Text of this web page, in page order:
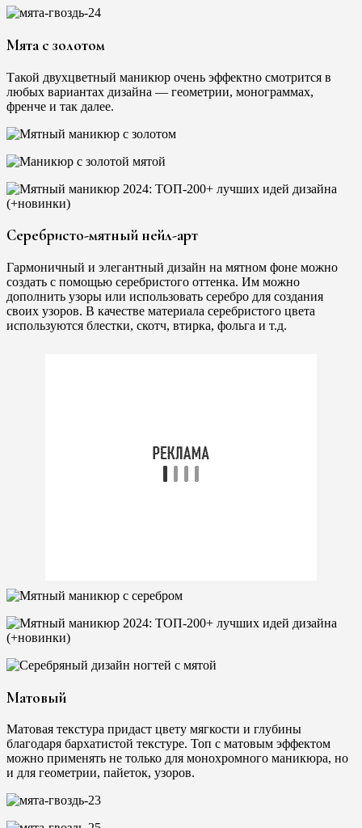
Мята с золотом
Такой двухцветный маникюр очень эффектно смотрится в
любых вариантах дизайна — геометрии, монограммах,
френче и так далее.
Серебристо-мятный нейл-арт
Гармоничный и элегантный дизайн на мятном фоне можно
создать с помощью серебристого оттенка. Им можно
дополнить узоры или использовать серебро для создания
своих узоров. В качестве материала серебристого цвета
используются блестки, скотч, втирка, фольга и т.д.
Матовый
Матовая текстура придаст цвету мягкости и глубины
благодаря бархатистой текстуре. Топ с матовым эффектом
можно применять не только для монохромного маникюра, но
и для геометрии, пайеток, узоров.